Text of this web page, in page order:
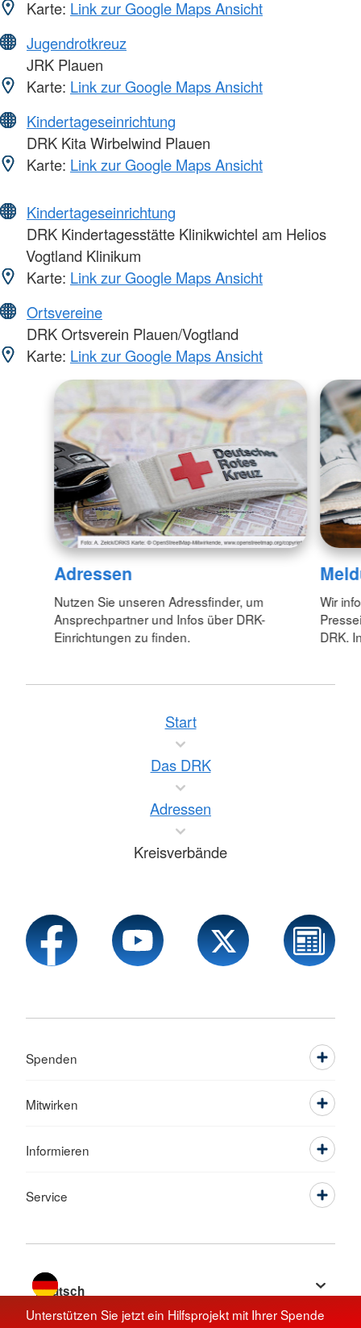
Karte: Link zur Google Maps Ansicht
Jugendrotkreuz
JRK Plauen
Karte: Link zur Google Maps Ansicht
Kindertageseinrichtung
DRK Kita Wirbelwind Plauen
Karte: Link zur Google Maps Ansicht
Kindertageseinrichtung
DRK Kindertagesstätte Klinikwichtel am Helios
Vogtland Klinikum
Karte: Link zur Google Maps Ansicht
Ortsvereine
DRK Ortsverein Plauen/Vogtland
Karte: Link zur Google Maps Ansicht
Adressen
Nutzen Sie unseren Adressfinder, um
Ansprechpartner und Infos über DRK-
Einrichtungen zu finden.
Wir
DRK.
Unterstützen Sie jetzt ein Hilfsprojekt mit Ihrer Spende
Start
Das DRK
Adressen
Kreisverbände
Spenden
Mitwirken
Informieren
Service
Sprache wechseln zu